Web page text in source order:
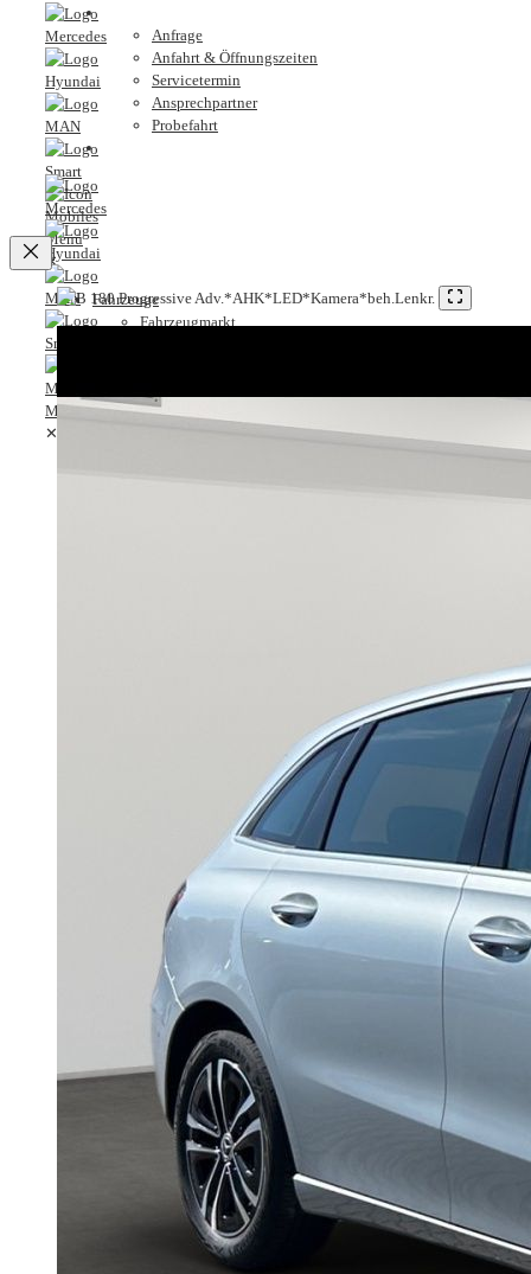
✕
Fahrzeuge
Fahrzeugmarkt
Lackier- und Karosseriezentrum
MB-Service-Vorteilsprogramm
Anfrage
Anfahrt & Öffnungszeiten
Servicetermin
Ansprechpartner
Probefahrt
✕
Anfahrt & Öffnungszeiten
Servicetermin
Ansprechpartner
Probefahrt
Nutzfahrzeugzentrum